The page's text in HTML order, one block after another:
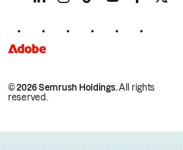
© 2026 Semrush Holdings.All rights
reserved.